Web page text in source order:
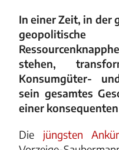
In einer Zeit, in der
stehen,
Konsumgüter-
sein gesamtes
einer
Die jüngsten